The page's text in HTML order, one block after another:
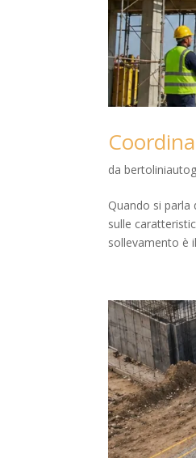
da
Quando si parla
sulle
sollevamento è